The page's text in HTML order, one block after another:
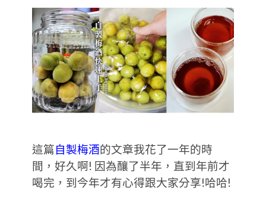
這篇自製梅酒的文章我花了一年的時
間，好久啊! 因為釀了半年，直到年前才
喝完，到今年才有心得跟大家分享!哈哈!